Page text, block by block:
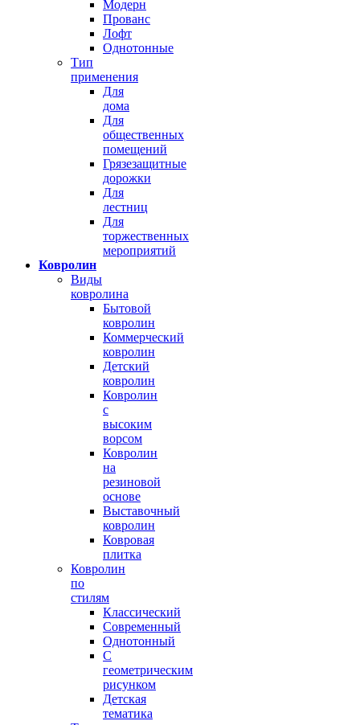
Модерн
Прованс
Лофт
Однотонные
Тип
применения
Для
дома
Для
общественных
помещений
Грязезащитные
дорожки
Для
лестниц
Для
торжественных
мероприятий
Ковролин
Виды
ковролина
Бытовой
ковролин
Коммерческий
ковролин
Детский
ковролин
Ковролин
с
высоким
ворсом
Ковролин
на
резиновой
основе
Выставочный
ковролин
Ковровая
плитка
Ковролин
по
стилям
Классический
Современный
Однотонный
С
геометрическим
рисунком
Детская
тематика